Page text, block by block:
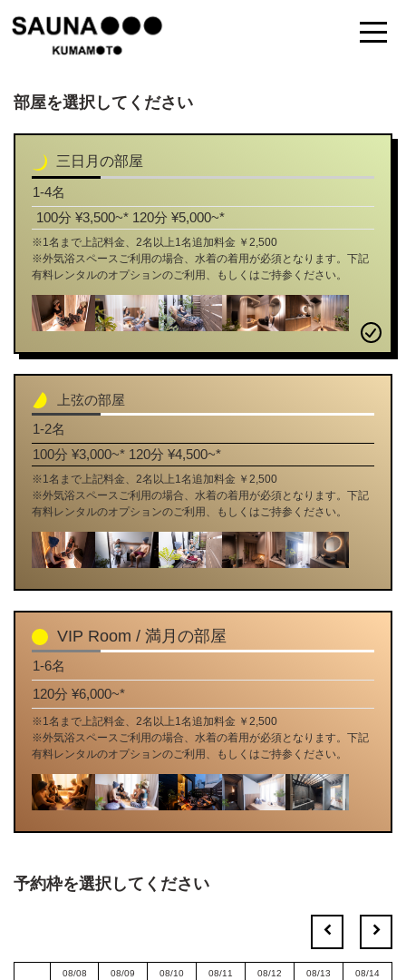
部屋を選択してください
三日月の部屋
1-4名
100分 ¥3,500~* 120分 ¥5,000~*
※1名まで上記料金、2名以上1名追加料金 ￥2,500
※外気浴スペースご利用の場合、水着の着用が必須となります。下記
有料レンタルのオプションのご利用、もしくはご持参ください。
上弦の部屋
1-2名
100分 ¥3,000~* 120分 ¥4,500~*
※1名まで上記料金、2名以上1名追加料金 ￥2,500
※外気浴スペースご利用の場合、水着の着用が必須となります。下記
有料レンタルのオプションのご利用、もしくはご持参ください。
VIP Room / 満月の部屋
1-6名
120分 ¥6,000~*
※1名まで上記料金、2名以上1名追加料金 ￥2,500
※外気浴スペースご利用の場合、水着の着用が必須となります。下記
有料レンタルのオプションのご利用、もしくはご持参ください。
予約枠を選択してください
08/08
08/09
08/10
08/11
08/12
08/13
08/14